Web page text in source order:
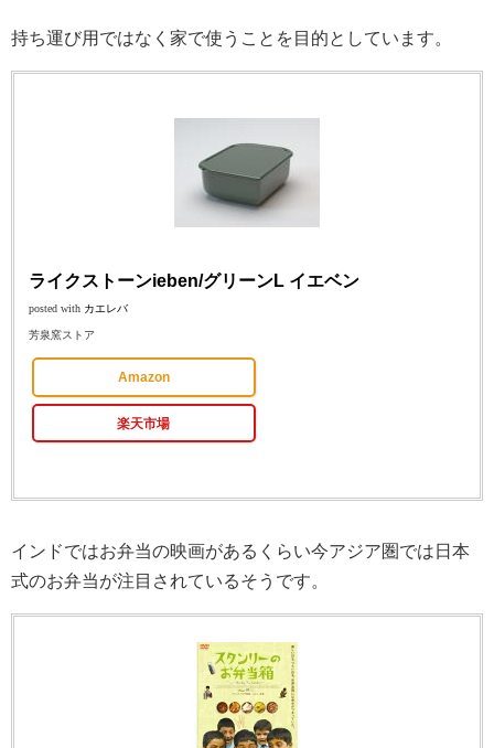
持ち運び用ではなく家で使うことを目的としています。
ライクストーンieben/グリーンL イエベン
posted with カエレバ
芳泉窯ストア
Amazon
楽天市場
インドではお弁当の映画があるくらい今アジア圏では日本
式のお弁当が注目されているそうです。